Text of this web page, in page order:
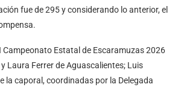
fue de 295 y considerando lo anterior, el
Campeonato Estatal de Escaramuzas 2026
Laura Ferrer de Aguascalientes; Luis
la caporal, coordinadas por la Delegada